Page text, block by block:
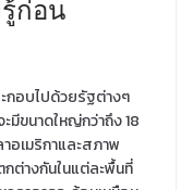
ก่อน
กอบไปด้วยรัฐต่างๆ
มีขนาดใหญ่กว่าถึง 18
าอเมริกาและสภาพ
กต่างกันในแต่ละพื้นที่